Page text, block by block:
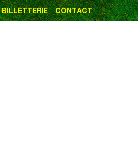
BILLETTERIE CONTACT